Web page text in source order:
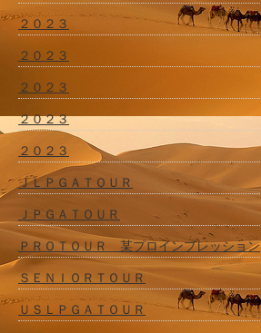
２０２３
２０２３
２０２３
２０２３
２０２３
ＪＬＰＧＡＴＯＵＲ
ＪＰＧＡＴＯＵＲ
ＰＲＯＴＯＵＲ 某プロインプレッション
ＳＥＮＩＯＲＴＯＵＲ
ＵＳＬＰＧＡＴＯＵＲ